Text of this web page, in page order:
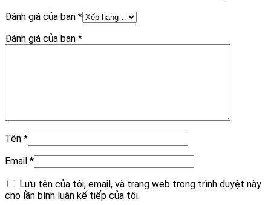
Đánh giá của bạn *
Đánh giá của bạn *
Tên *
Email *
Lưu tên của tôi, email, và trang web trong trình duyệt này
cho lần bình luận kế tiếp của tôi.